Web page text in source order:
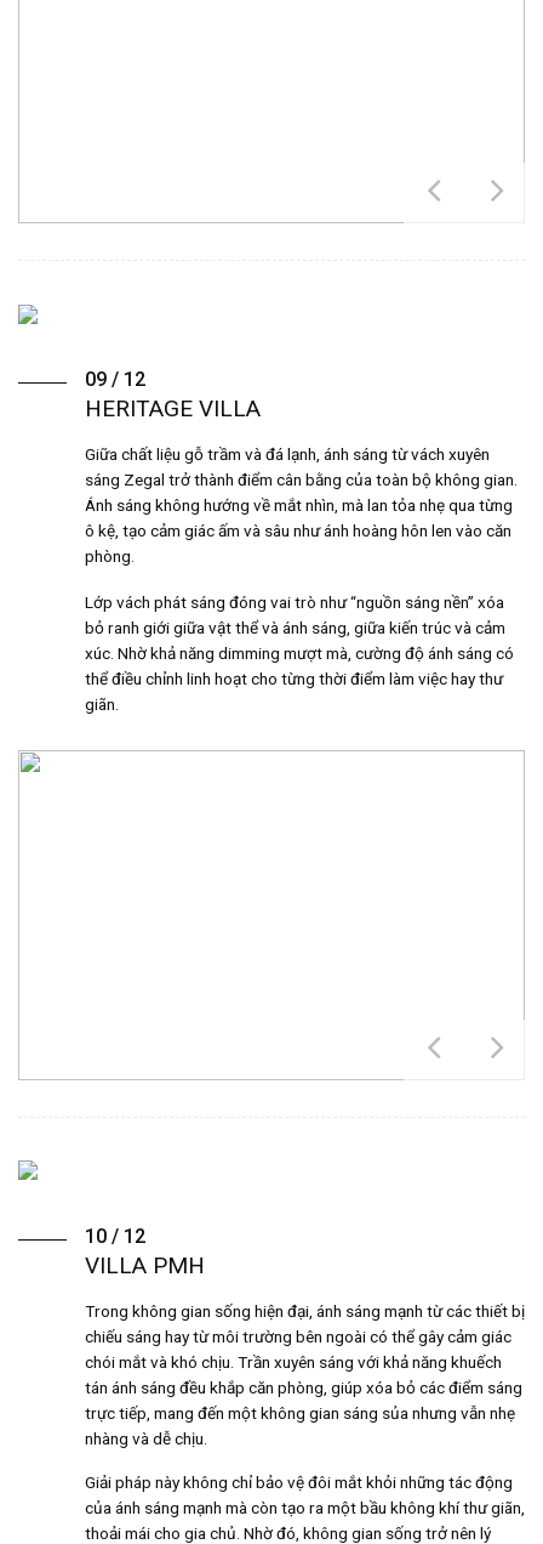
09 / 12
HERITAGE VILLA
Giữa chất liệu gỗ trầm và đá lạnh, ánh sáng từ vách xuyên
sáng Zegal trở thành điểm cân bằng của toàn bộ không gian.
Ánh sáng không hướng về mắt nhìn, mà lan tỏa nhẹ qua từng
ô kệ, tạo cảm giác ấm và sâu như ánh hoàng hôn len vào căn
phòng.
Lớp vách phát sáng đóng vai trò như “nguồn sáng nền” xóa
bỏ ranh giới giữa vật thể và ánh sáng, giữa kiến trúc và cảm
xúc. Nhờ khả năng dimming mượt mà, cường độ ánh sáng có
thể điều chỉnh linh hoạt cho từng thời điểm làm việc hay thư
giãn.
10 / 12
VILLA PMH
Trong không gian sống hiện đại, ánh sáng mạnh từ các thiết bị
chiếu sáng hay từ môi trường bên ngoài có thể gây cảm giác
chói mắt và khó chịu. Trần xuyên sáng với khả năng khuếch
tán ánh sáng đều khắp căn phòng, giúp xóa bỏ các điểm sáng
trực tiếp, mang đến một không gian sáng sủa nhưng vẫn nhẹ
nhàng và dễ chịu.
Giải pháp này không chỉ bảo vệ đôi mắt khỏi những tác động
của ánh sáng mạnh mà còn tạo ra một bầu không khí thư giãn,
thoải mái cho gia chủ. Nhờ đó, không gian sống trở nên lý